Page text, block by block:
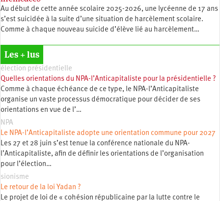
Au début de cette année scolaire 2025-2026, une lycéenne de 17 ans
s’est suicidée à la suite d’une situation de harcèlement scolaire.
Comme à chaque nouveau suicide d’élève lié au harcèlement…
Les + lus
élection présidentielle
Quelles orientations du NPA-l’Anticapitaliste pour la présidentielle ?
Comme à chaque échéance de ce type, le NPA-l’Anticapitaliste
organise un vaste processus démocratique pour décider de ses
orientations en vue de l’…
NPA
Le NPA-l’Anticapitaliste adopte une orientation commune pour 2027
Les 27 et 28 juin s’est tenue la conférence nationale du NPA-
l’Anticapitaliste, afin de définir les orientations de l’organisation
pour l’élection…
sionisme
Le retour de la loi Yadan ?
Le projet de loi de « cohésion républicaine par la lutte contre le